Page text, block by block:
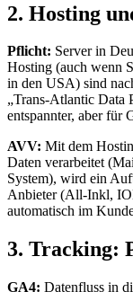
2. Hosting
Pflicht: Server in
Hosting (auch wenn
in den USA) sind
„Trans-Atlantic Data
entspannter, aber für
AVV: Mit dem
Daten verarbeitet
System), wird ein
Anbieter (All-Inkl,
automatisch im
3. Tracking:
GA4: Datenfluss in